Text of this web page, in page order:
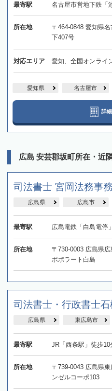
最寄駅 名古屋市営地下鉄「
所在地
〒464-0848 愛知県
下407号
対応エリア 愛知、全国オンライ
愛知県 名古屋市
詳
広島 安芸郡坂町所在・近
司法書士 宮岡法務事
広島県 広島市
最寄駅 広島電鉄「白島電停
所在地
〒730-0003 広島県
ポポラート白島
司法書士・行政書士
広島県 東広島市
最寄駅 JR「西条駅」徒歩10
所在地
〒739-0043 広島県
ンゼルコーポ103